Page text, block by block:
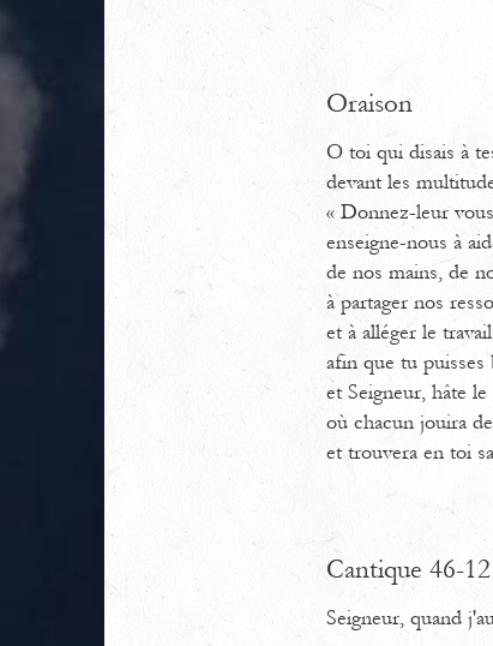
Oraison
O toi qui disais à
devant les
« Donnez-leur
enseigne-nous à
de nos mains, de
à partager nos
et à alléger le
afin que tu
et Seigneur, hâte
où chacun jouira
et trouvera en toi
Cantique 46-
Seigneur, quand